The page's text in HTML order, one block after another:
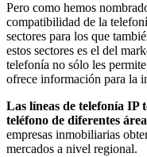
Pero como hemos
compatibilidad de la
sectores para los que
estos sectores es el del
telefonía no sólo les
ofrece información para la
Las líneas de telefonía
teléfono de diferentes
empresas inmobiliarias
mercados a nivel regional.